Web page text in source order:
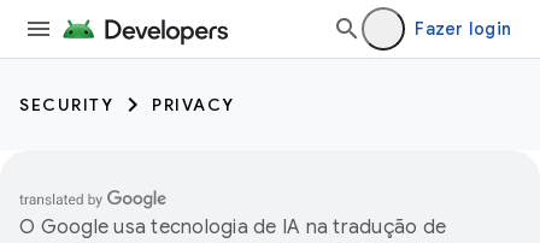
Fazer login
SECURITY PRIVACY
O Google usa tecnologia de IA na tradução de